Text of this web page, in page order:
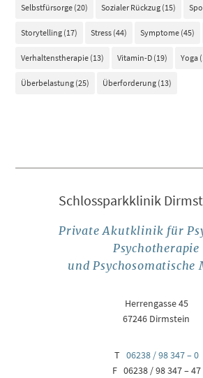
Selbstfürsorge (20) Sozialer Rückzug (15)
Storytelling (17) Stress (44) Symptome (45)
Verhaltenstherapie (13) Vitamin-D (19) Yoga
Überbelastung (25) Überforderung (13)
Schlossparkklinik
Private Akutklinik für
Psychotherapie
und Psychosomatische
Herrengasse 45
67246 Dirmstein
T 06238 / 98 347 – 0
F 06238 / 98 347 – 47